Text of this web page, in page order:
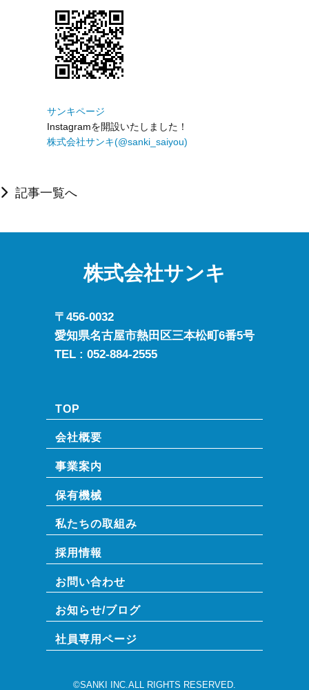
サンキページ
Instagramを開設いたしました！
株式会社サンキ(@sanki_saiyou)
記事一覧へ
株式会社サンキ
〒456-0032
愛知県名古屋市熱田区三本松町6番5号
TEL : 052-884-2555
TOP
会社概要
事業案内
保有機械
私たちの取組み
採用情報
お問い合わせ
お知らせ/ブログ
社員専⽤ページ
©SANKI INC.ALL RIGHTS RESERVED.